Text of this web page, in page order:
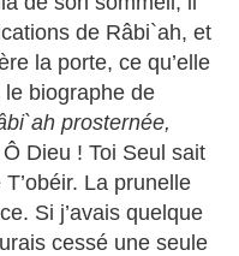
de Râbi`ah, et
la porte, ce qu’elle
le biographe de
prosternée,
Ô Dieu ! Toi Seul sait
La prunelle
Si j’avais quelque
cessé une seule